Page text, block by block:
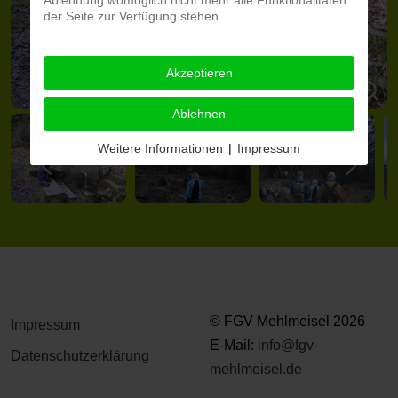
Impressum
Datenschutzerklärung
© FGV Mehlmeisel 2026
E-Mail: info@fgv-
mehlmeisel.de
der Seite zur Verfügung stehen.
Akzeptieren
Ablehnen
Weitere Informationen | Impressum